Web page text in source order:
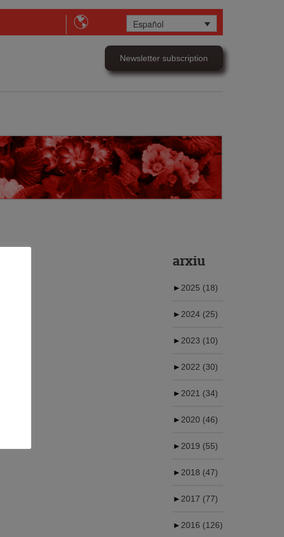
Español
Newsletter subscription
arxiu
►2025 (18)
►2024 (25)
►2023 (10)
►2022 (30)
►2021 (34)
►2020 (46)
►2019 (55)
►2018 (47)
►2017 (77)
►2016 (126)